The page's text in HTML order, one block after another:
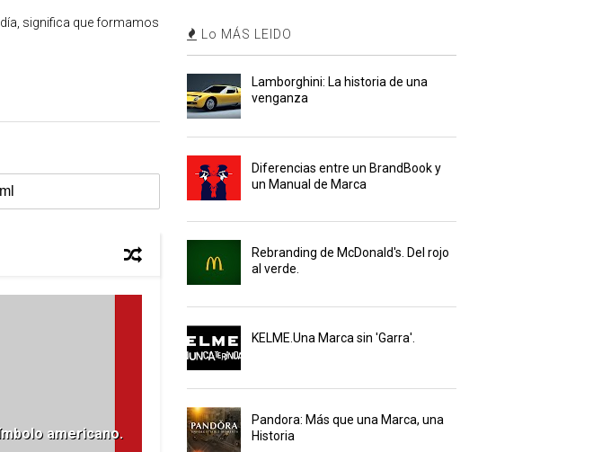
significa que formamos
americano.
Lo MÁS LEIDO
Lamborghini: La historia de una
venganza
Diferencias entre un BrandBook y
un Manual de Marca
Rebranding de McDonald's. Del rojo
al verde.
KELME.Una Marca sin 'Garra'.
Pandora: Más que una Marca, una
Historia